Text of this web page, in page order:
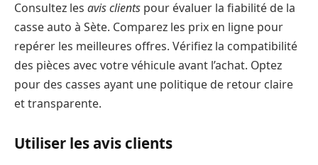
Consultez les avis clients pour évaluer la fiabilité de la
casse auto à Sète. Comparez les prix en ligne pour
repérer les meilleures offres. Vérifiez la compatibilité
des pièces avec votre véhicule avant l’achat. Optez
pour des casses ayant une politique de retour claire
et transparente.
Utiliser les avis clients